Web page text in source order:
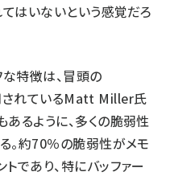
はいないという感覚だろ
特徴は、冒頭の
れているMatt Miller氏
るように、多くの脆弱性
。約70％の脆弱性がメモ
であり、特にバッファー